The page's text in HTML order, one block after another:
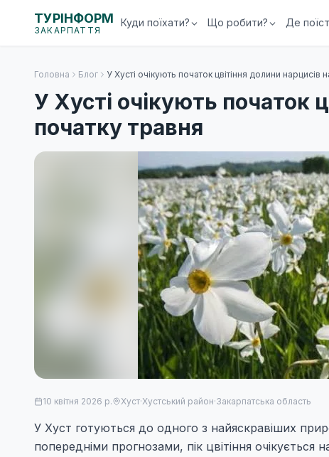
ТУРІНФОРМ
ЗАКАРПАТТЯ
Куди поїхати? Що робити? Де
Головна Блог У Хусті очікують початок цвітіння долини нарцисів
У Хусті очікують початок
початку травня
10 квітня 2026 р. Хуст·Хустський район·Закарпатська область
У Хуст готуються до одного з найяскравіших
попередніми прогнозами, пік цвітіння